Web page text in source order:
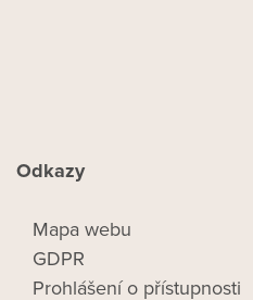
Odkazy
Mapa webu
GDPR
Prohlášení o přístupnosti